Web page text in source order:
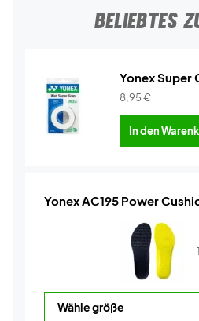
BELIEBTES
Yonex Super
8,95€
In den
Yonex AC195 Power